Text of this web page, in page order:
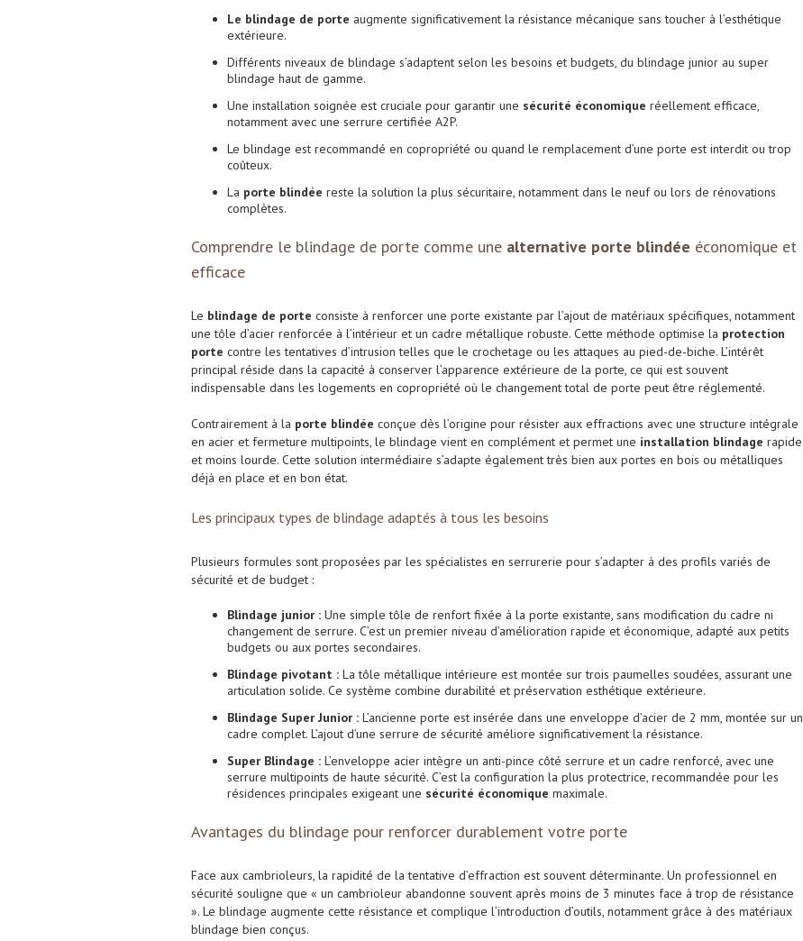
Le blindage de porte augmente significativement la résistance mécanique sans toucher à l’esthétique
extérieure.
Différents niveaux de blindage s’adaptent selon les besoins et budgets, du blindage junior au super
blindage haut de gamme.
Une installation soignée est cruciale pour garantir une sécurité économique réellement efficace,
notamment avec une serrure certifiée A2P.
Le blindage est recommandé en copropriété ou quand le remplacement d’une porte est interdit ou trop
coûteux.
La porte blindée reste la solution la plus sécuritaire, notamment dans le neuf ou lors de rénovations
complètes.
Comprendre le blindage de porte comme une alternative porte blindée économique et
efficace
Le blindage de porte consiste à renforcer une porte existante par l’ajout de matériaux spécifiques, notamment
une tôle d’acier renforcée à l’intérieur et un cadre métallique robuste. Cette méthode optimise la protection
porte contre les tentatives d’intrusion telles que le crochetage ou les attaques au pied-de-biche. L’intérêt
principal réside dans la capacité à conserver l’apparence extérieure de la porte, ce qui est souvent
indispensable dans les logements en copropriété où le changement total de porte peut être réglementé.
Contrairement à la porte blindée conçue dès l’origine pour résister aux effractions avec une structure intégrale
en acier et fermeture multipoints, le blindage vient en complément et permet une installation blindage rapide
et moins lourde. Cette solution intermédiaire s’adapte également très bien aux portes en bois ou métalliques
déjà en place et en bon état.
Les principaux types de blindage adaptés à tous les besoins
Plusieurs formules sont proposées par les spécialistes en serrurerie pour s’adapter à des profils variés de
sécurité et de budget :
Blindage junior : Une simple tôle de renfort fixée à la porte existante, sans modification du cadre ni
changement de serrure. C’est un premier niveau d’amélioration rapide et économique, adapté aux petits
budgets ou aux portes secondaires.
Blindage pivotant : La tôle métallique intérieure est montée sur trois paumelles soudées, assurant une
articulation solide. Ce système combine durabilité et préservation esthétique extérieure.
Blindage Super Junior : L’ancienne porte est insérée dans une enveloppe d’acier de 2 mm, montée sur un
cadre complet. L’ajout d’une serrure de sécurité améliore significativement la résistance.
Super Blindage : L’enveloppe acier intègre un anti-pince côté serrure et un cadre renforcé, avec une
serrure multipoints de haute sécurité. C’est la configuration la plus protectrice, recommandée pour les
résidences principales exigeant une sécurité économique maximale.
Avantages du blindage pour renforcer durablement votre porte
Face aux cambrioleurs, la rapidité de la tentative d’effraction est souvent déterminante. Un professionnel en
sécurité souligne que « un cambrioleur abandonne souvent après moins de 3 minutes face à trop de résistance
». Le blindage augmente cette résistance et complique l’introduction d’outils, notamment grâce à des matériaux
blindage bien conçus.